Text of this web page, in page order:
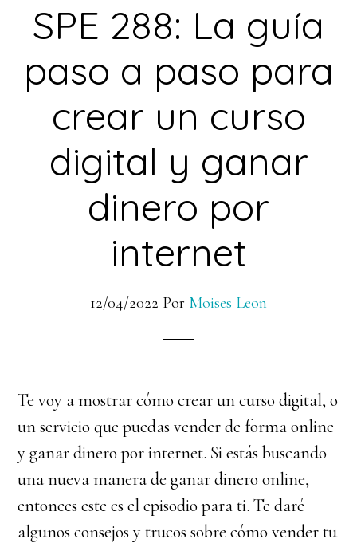
SPE 288: La guía
paso a paso para
crear un curso
digital y ganar
dinero por
internet
12/04/2022 Por Moises Leon
Te voy a mostrar cómo crear un curso digital, o
un servicio que puedas vender de forma online
y ganar dinero por internet. Si estás buscando
una nueva manera de ganar dinero online,
entonces este es el episodio para ti. Te daré
algunos consejos y trucos sobre cómo vender tu